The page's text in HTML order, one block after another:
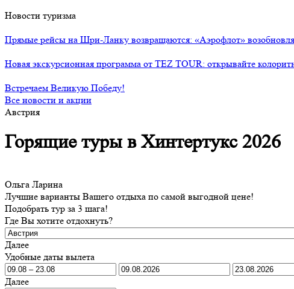
Новости туризма
Прямые рейсы на Шри-Ланку возвращаются: «Аэрофлот»
Новая экскурсионная программа от TEZ TOUR: открывайте
Встречаем Великую Победу!
Все новости и акции
Австрия
Горящие туры в Хинтертукс 2026
Ольга Ларина
Лучшие варианты Вашего отдыха по самой выгодной цене!
Подобрать тур за 3 шага!
Где Вы хотите отдохнуть?
Далее
Удобные даты вылета
Далее